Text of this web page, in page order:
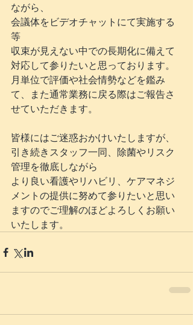
ながら、
会議体をビデオチャットにて実施する
等
収束が見えない中での長期化に備えて
対応して参りたいと思っております。
月単位で評価や社会情勢などを鑑み
て、また通常業務に戻る際はご報告さ
せていただきます。
皆様にはご迷惑おかけいたしますが、
引き続きスタッフ一同、除菌やリスク
管理を徹底しながら
より良い看護やリハビリ、ケアマネジ
メントの提供に努めて参りたいと思い
ますのでご理解のほどよろしくお願い
いたします。